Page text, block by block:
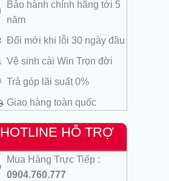
Bảo hành chính hãng tới 5
năm
Đổi mới khi lỗi 30 ngày đầu
Vệ sinh cài Win Trọn đời
Trả góp lãi suất 0%
Giao hàng toàn quốc
HOTLINE HỖ TRỢ
Mua Hàng Trực Tiếp :
0904.760.777